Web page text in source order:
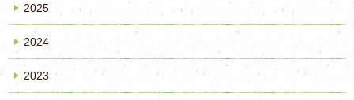
2025
2024
2023